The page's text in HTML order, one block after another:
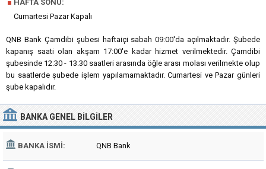
■ HAFTA SONU:
Cumartesi Pazar Kapalı
QNB Bank Çamdibi şubesi haftaiçi sabah 09:00'da açılmaktadır. Şubede
kapanış saati olan akşam 17:00'e kadar hizmet verilmektedir. Çamdibi
şubesinde 12:30 - 13:30 saatleri arasında öğle arası molası verilmekte olup
bu saatlerde şubede işlem yapılamamaktadır. Cumartesi ve Pazar günleri
şube kapalıdır.
BANKA GENEL BILGILER
BANKA İSMI: QNB Bank